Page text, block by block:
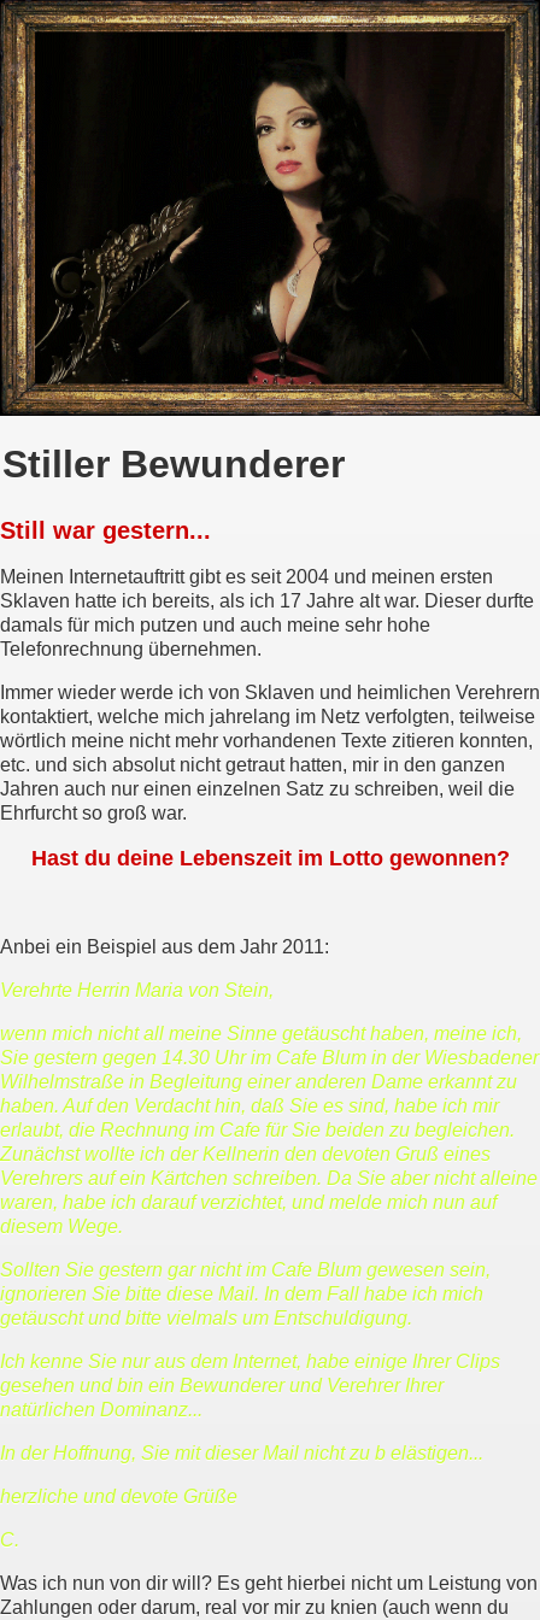
menu home euro forum local_movies phone Login
Stiller Bewunderer
Still war gestern...
Meinen Internetauftritt gibt es seit 2004 und meinen ersten
Sklaven hatte ich bereits, als ich 17 Jahre alt war. Dieser durfte
damals für mich putzen und auch meine sehr hohe
Telefonrechnung übernehmen.
Immer wieder werde ich von Sklaven und heimlichen Verehrern
kontaktiert, welche mich jahrelang im Netz verfolgten, teilweise
wörtlich meine nicht mehr vorhandenen Texte zitieren konnten,
etc. und sich absolut nicht getraut hatten, mir in den ganzen
Jahren auch nur einen einzelnen Satz zu schreiben, weil die
Ehrfurcht so groß war.
Hast du deine Lebenszeit im Lotto gewonnen?
Anbei ein Beispiel aus dem Jahr 2011:
Verehrte Herrin Maria von Stein,
wenn mich nicht all meine Sinne getäuscht haben, meine ich,
Sie gestern gegen 14.30 Uhr im Cafe Blum in der Wiesbadener
Wilhelmstraße in Begleitung einer anderen Dame erkannt zu
haben. Auf den Verdacht hin, daß Sie es sind, habe ich mir
erlaubt, die Rechnung im Cafe für Sie beiden zu begleichen.
Zunächst wollte ich der Kellnerin den devoten Gruß eines
Verehrers auf ein Kärtchen schreiben. Da Sie aber nicht alleine
waren, habe ich darauf verzichtet, und melde mich nun auf
diesem Wege.
Sollten Sie gestern gar nicht im Cafe Blum gewesen sein,
ignorieren Sie bitte diese Mail. In dem Fall habe ich mich
getäuscht und bitte vielmals um Entschuldigung.
Ich kenne Sie nur aus dem Internet, habe einige Ihrer Clips
gesehen und bin ein Bewunderer und Verehrer Ihrer
natürlichen Dominanz...
In der Hoffnung, Sie mit dieser Mail nicht zu b elästigen...
herzliche und devote Grüße
C.
Was ich nun von dir will? Es geht hierbei nicht um Leistung von
Zahlungen oder darum, real vor mir zu knien (auch wenn du